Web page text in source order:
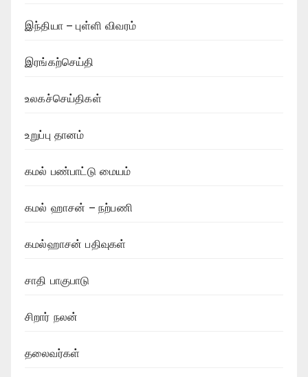
இந்தியா – புள்ளி விவரம்
இரங்கற்செய்தி
உலகச்செய்திகள்
உறுப்பு தானம்
கமல் பண்பாட்டு மையம்
கமல் ஹாசன் – நற்பணி
கமல்ஹாசன் பதிவுகள்
சாதி பாகுபாடு
சிறார் நலன்
தலைவர்கள்